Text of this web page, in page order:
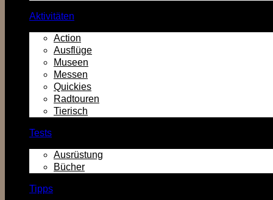
Aktivitäten
Action
Ausflüge
Museen
Messen
Quickies
Radtouren
Tierisch
Tests
Ausrüstung
Bücher
Tipps